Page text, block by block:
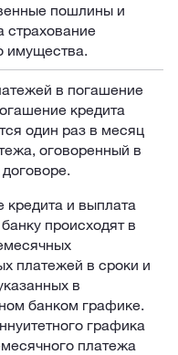
пошлины и
страхование
имущества.
в погашение
кредита
один раз в месяц
оговоренный в
кредита и выплата
происходят в
платежей в сроки и
в
банком графике.
графика
платежа